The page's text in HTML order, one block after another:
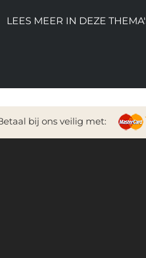
LEES MEER IN DEZE
bij ons veilig met: